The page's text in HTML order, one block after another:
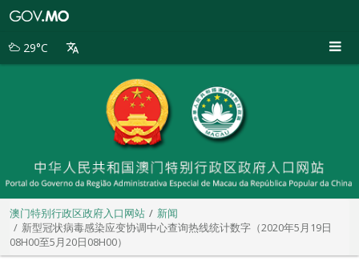
别
29°C
澳门特别行政区政府入口网站
新闻
新型冠状病毒感染应变协调中心查询热线统计数字（2020年5月19日
08H00至5月20日08H00）